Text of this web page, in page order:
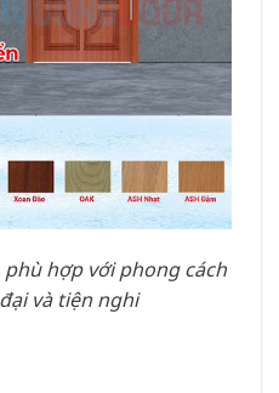
hợp với phong cách
và tiện nghi